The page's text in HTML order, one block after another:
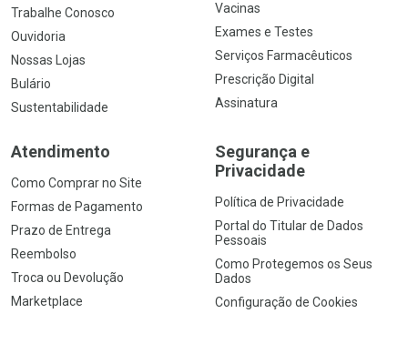
Trabalhe Conosco
Ouvidoria
Nossas Lojas
Bulário
Sustentabilidade
Vacinas
Exames e Testes
Serviços Farmacêuticos
Prescrição Digital
Assinatura
Atendimento
Como Comprar no Site
Formas de Pagamento
Prazo de Entrega
Reembolso
Troca ou Devolução
Marketplace
Segurança e
Privacidade
Política de Privacidade
Portal do Titular de Dados
Pessoais
Como Protegemos os Seus
Dados
Configuração de Cookies